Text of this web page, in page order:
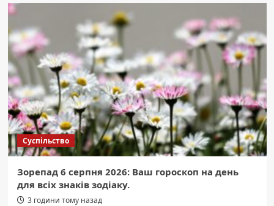
Суспільство
Зорепад 6 серпня 2026: Ваш гороскоп на день
для всіх знаків зодіаку.
3 години тому назад